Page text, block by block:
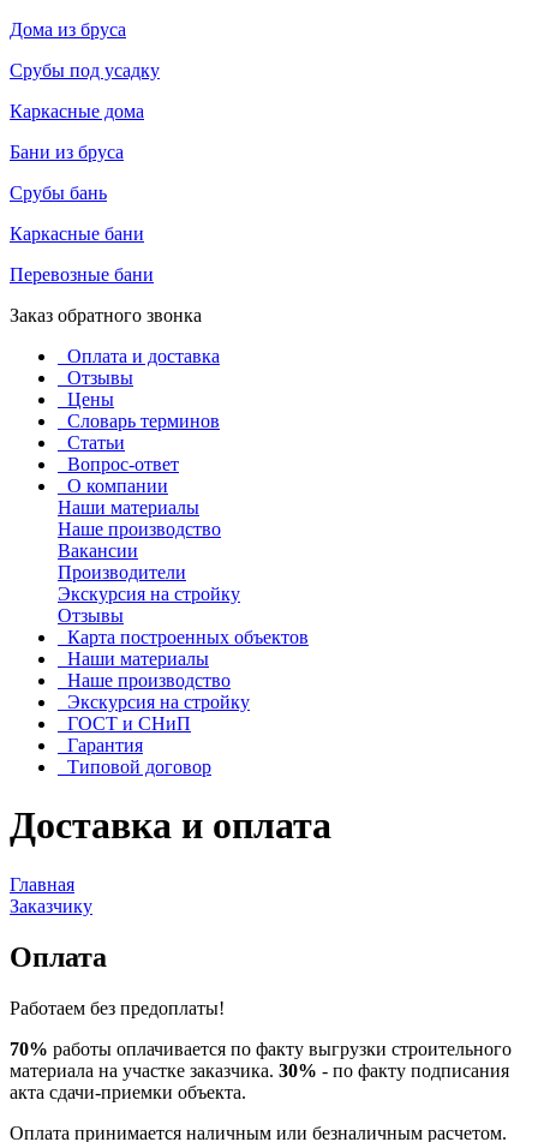
Дома из бруса
Срубы под усадку
Каркасные дома
Бани из бруса
Срубы бань
Каркасные бани
Перевозные бани
Заказ обратного звонка
Оплата и доставка
Отзывы
Цены
Словарь терминов
Статьи
Вопрос-ответ
О компании
Наши материалы
Наше производство
Вакансии
Производители
Экскурсия на стройку
Отзывы
Карта построенных объектов
Наши материалы
Наше производство
Экскурсия на стройку
ГОСТ и СНиП
Гарантия
Типовой договор
Доставка и оплата
Главная
Заказчику
Оплата
Работаем без предоплаты!
70% работы оплачивается по факту выгрузки строительного
материала на участке заказчика. 30% - по факту подписания
акта сдачи-приемки объекта.
Оплата принимается наличным или безналичным расчетом.